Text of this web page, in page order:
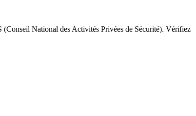
(Conseil National des Activités Privées de Sécurité). Vérifiez